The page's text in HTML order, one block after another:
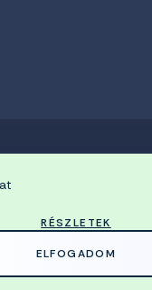
RÉSZLETEK
ELFOGADOM